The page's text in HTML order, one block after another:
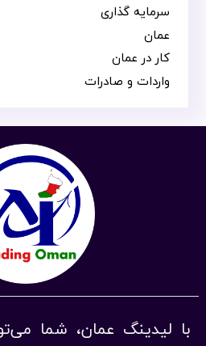
سرمایه گذاری
عمان
کار در عمان
واردات و صادرات
با لیدینگ عمان، شما